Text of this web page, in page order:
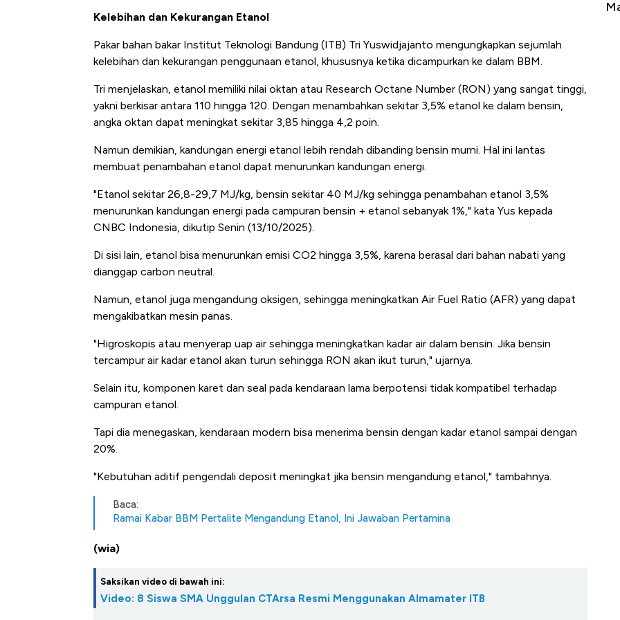
Kelebihan dan Kekurangan Etanol
Pakar bahan bakar Institut Teknologi Bandung (ITB) Tri Yuswidjajanto mengungkapkan sejumlah
kelebihan dan kekurangan penggunaan etanol, khususnya ketika dicampurkan ke dalam BBM.
Tri menjelaskan, etanol memiliki nilai oktan atau Research Octane Number (RON) yang sangat tinggi,
yakni berkisar antara 110 hingga 120. Dengan menambahkan sekitar 3,5% etanol ke dalam bensin,
angka oktan dapat meningkat sekitar 3,85 hingga 4,2 poin.
Namun demikian, kandungan energi etanol lebih rendah dibanding bensin murni. Hal ini lantas
membuat penambahan etanol dapat menurunkan kandungan energi.
"Etanol sekitar 26,8-29,7 MJ/kg, bensin sekitar 40 MJ/kg sehingga penambahan etanol 3,5%
menurunkan kandungan energi pada campuran bensin + etanol sebanyak 1%," kata Yus kepada
CNBC Indonesia, dikutip Senin (13/10/2025).
Di sisi lain, etanol bisa menurunkan emisi CO2 hingga 3,5%, karena berasal dari bahan nabati yang
dianggap carbon neutral.
Namun, etanol juga mengandung oksigen, sehingga meningkatkan Air Fuel Ratio (AFR) yang dapat
mengakibatkan mesin panas.
"Higroskopis atau menyerap uap air sehingga meningkatkan kadar air dalam bensin. Jika bensin
tercampur air kadar etanol akan turun sehingga RON akan ikut turun," ujarnya.
Selain itu, komponen karet dan seal pada kendaraan lama berpotensi tidak kompatibel terhadap
campuran etanol.
Tapi dia menegaskan, kendaraan modern bisa menerima bensin dengan kadar etanol sampai dengan
20%.
"Kebutuhan aditif pengendali deposit meningkat jika bensin mengandung etanol," tambahnya.
Baca:
Ramai Kabar BBM Pertalite Mengandung Etanol, Ini Jawaban Pertamina
(wia)
Saksikan video di bawah ini:
Video: 8 Siswa SMA Unggulan CTArsa Resmi Menggunakan Almamater ITB